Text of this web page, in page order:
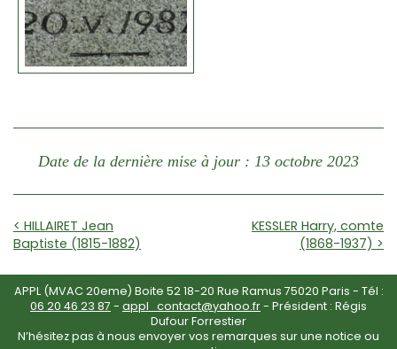
Date de la dernière mise à jour : 13 octobre 2023
< HILLAIRET Jean
Baptiste (1815-1882)
KESSLER Harry, comte
(1868-1937) >
APPL (MVAC 20eme) Boite 52 18-20 Rue Ramus 75020 Paris - Tél :
06 20 46 23 87 - appl_contact@yahoo.fr- Président : Régis
Dufour Forrestier
N’hésitez pas à nous envoyer vos remarques sur une notice ou